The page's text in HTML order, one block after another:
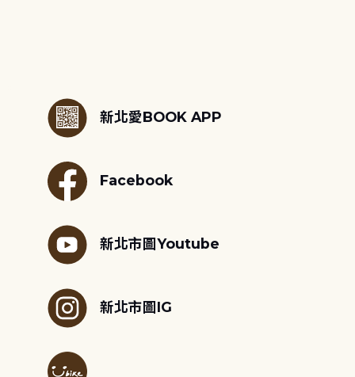
新北愛BOOK APP
Facebook
新北市圖Youtube
新北市圖IG